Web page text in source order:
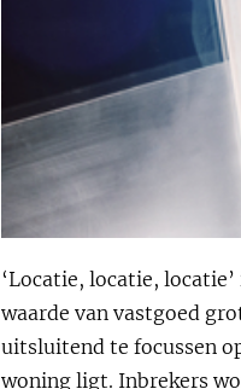
‘Locatie, locatie,
waarde van vastgoed
uitsluitend te focussen
woning ligt. Inbrekers